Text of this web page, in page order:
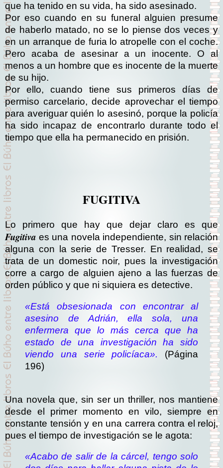
que ha tenido en su vida, ha sido asesinado.
Por eso cuando en su funeral alguien presume
de haberlo matado, no se lo piense dos veces y
en un arranque de furia lo atropelle con el coche.
Pero acaba de asesinar a un inocente. O al
menos a un hombre que es inocente de la muerte
de su hijo.
Por ello, cuando tiene sus primeros días de
permiso carcelario, decide aprovechar el tiempo
para averiguar quién lo asesinó, porque la policía
ha sido incapaz de encontrarlo durante todo el
tiempo que ella ha permanecido en prisión.
FUGITIVA
Lo primero que hay que dejar claro es que
Fugitiva es una novela independiente, sin relación
alguna con la serie de Tresser. En realidad, se
trata de un domestic noir, pues la investigación
corre a cargo de alguien ajeno a las fuerzas de
orden público y que ni siquiera es detective.
«Está obsesionada con encontrar al
asesino de Adrián, ella sola, una
enfermera que lo más cerca que ha
estado de una investigación ha sido
viendo una serie policíaca».
(Página
196)
Una novela que, sin ser un thriller, nos mantiene
desde el primer momento en vilo, siempre en
constante tensión y en una carrera contra el reloj,
pues el tiempo de investigación se le agota:
«Acabo de salir de la cárcel, tengo solo